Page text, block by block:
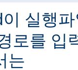
이 실행
로를 입
는